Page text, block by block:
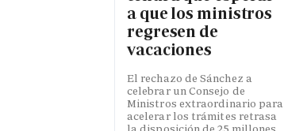
a que los ministros
regresen de
vacaciones
El rechazo de Sánchez a
celebrar un Consejo de
Ministros extraordinario para
acelerar los trámites retrasa